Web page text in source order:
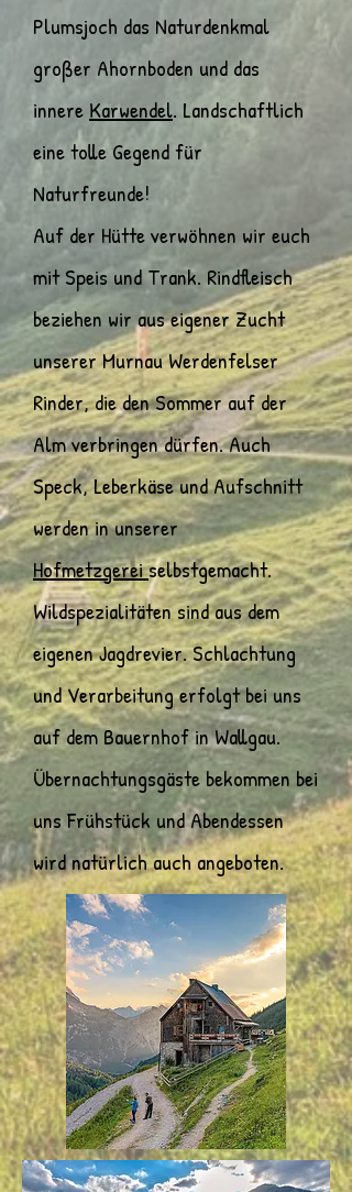
Plumsjoch das Naturdenkmal
großer Ahornboden und das
innere Karwendel. Landschaftlich
eine tolle Gegend für
Naturfreunde!
Auf der Hütte verwöhnen wir euch
mit Speis und Trank. Rindfleisch
beziehen wir aus eigener Zucht
unserer Murnau Werdenfelser
Rinder, die den Sommer auf der
Alm verbringen dürfen. Auch
Speck, Leberkäse und Aufschnitt
werden in unserer
Hofmetzgereiselbstgemacht.
Wildspezialitäten sind aus dem
eigenen Jagdrevier. Schlachtung
und Verarbeitung erfolgt bei uns
auf dem Bauernhof in Wallgau.
Übernachtungsgäste bekommen bei
uns Frühstück und Abendessen
wird natürlich auch angeboten.